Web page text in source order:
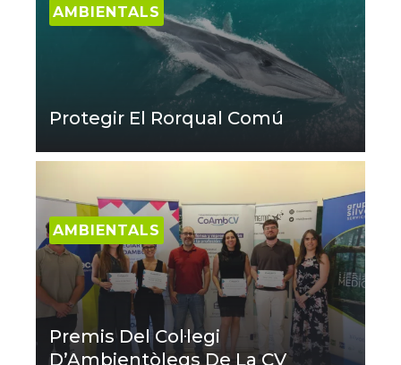
AMBIENTALS
Protegir El Rorqual Comú
AMBIENTALS
Premis Del Col·legi
D’Ambientòlegs De La CV